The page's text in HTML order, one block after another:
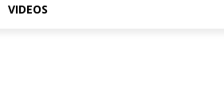
VIDEOS